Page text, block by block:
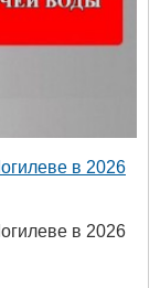
в 2026
в 2026